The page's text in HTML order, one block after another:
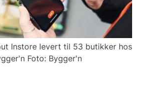
Instore levert til 53 butikker hos
Foto: Bygger'n